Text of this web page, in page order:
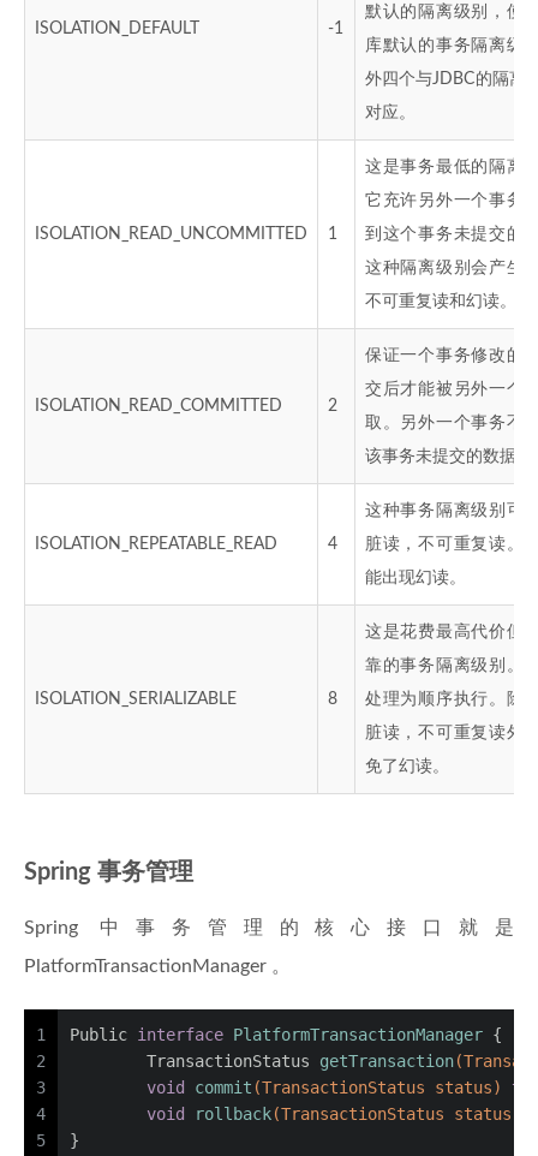
ISOLATION_DEFAULT -1
默认的隔离级别，使
库默认的事务隔离级
外四个与JDBC的隔离
对应。
ISOLATION_READ_UNCOMMITTED 1
这是事务最低的隔离
它充许另外一个事务
到这个事务未提交的
这种隔离级别会产生
不可重复读和幻读。
ISOLATION_READ_COMMITTED 2
保证一个事务修改的
交后才能被另外一个
取。另外一个事务不
该事务未提交的数据。
ISOLATION_REPEATABLE_READ 4
这种事务隔离级别可
脏读，不可重复读。
能出现幻读。
ISOLATION_SERIALIZABLE 8
这是花费最高代价但
靠的事务隔离级别。
处理为顺序执行。除
脏读，不可重复读外
免了幻读。
Spring 事务管理
Spring 中事务管理的核心接口就是
PlatformTransactionManager 。
1
2
3
4
5
Public interface PlatformTransactionManager {
	TransactionStatus
getTransaction
void
commit (TransactionStatus status)
void
rollback(TransactionStatus status)
}